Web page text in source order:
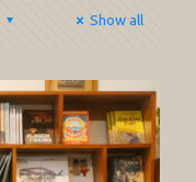
Show all